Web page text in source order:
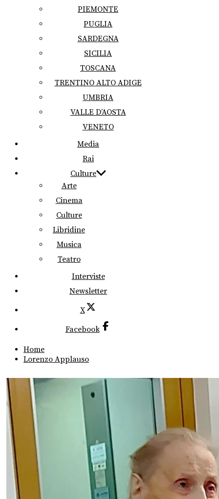
PIEMONTE
PUGLIA
SARDEGNA
SICILIA
TOSCANA
TRENTINO ALTO ADIGE
UMBRIA
VALLE D’AOSTA
VENETO
Media
Rai
Culture
Arte
Cinema
Culture
Libridine
Musica
Teatro
Interviste
Newsletter
X
Facebook
Home
Lorenzo Applauso